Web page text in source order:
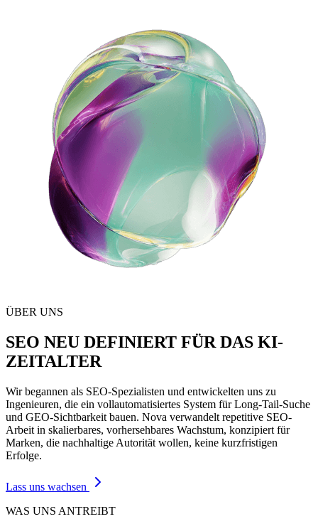
ÜBER UNS
SEO NEU DEFINIERT FÜR DAS KI-
ZEITALTER
Wir begannen als SEO-Spezialisten und entwickelten uns zu
Ingenieuren, die ein vollautomatisiertes System für Long-Tail-Suche
und GEO-Sichtbarkeit bauen. Nova verwandelt repetitive SEO-
Arbeit in skalierbares, vorhersehbares Wachstum, konzipiert für
Marken, die nachhaltige Autorität wollen, keine kurzfristigen
Erfolge.
Lass uns wachsen
WAS UNS ANTREIBT